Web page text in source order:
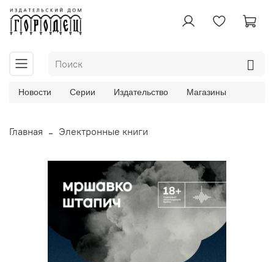
Новости Серии Издательство Магазины
Главная Электронные книги